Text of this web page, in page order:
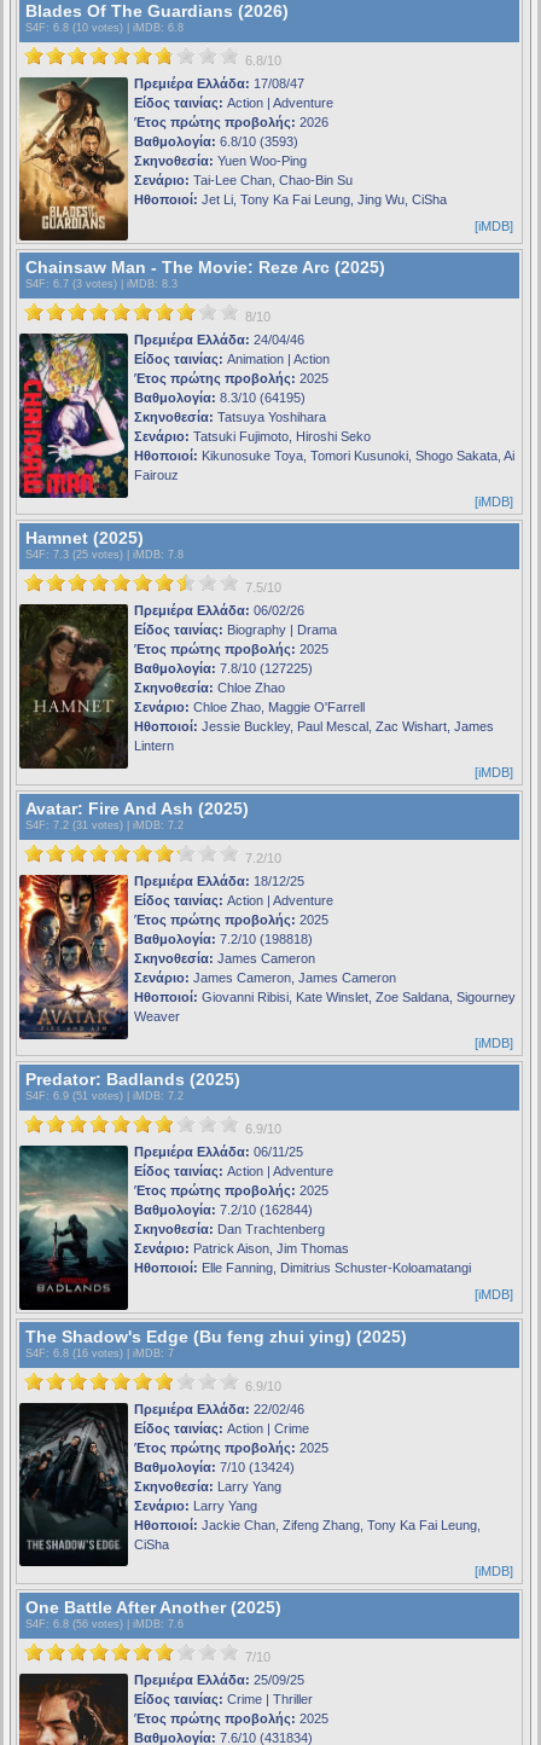
Blades Of The Guardians (2026)
S4F : 6.8 (10 votes) | iMDB: 6.8
6.8/10
Πρεμιέρα Ελλάδα: 17/08/47
Είδος ταινίας: Action | Adventure
Έτος πρώτης προβολής: 2026
Βαθμολογία: 6.8/10 (3593)
Σκηνοθεσία: Yuen Woo-Ping
Σενάριο: Tai-Lee Chan, Chao-Bin Su
Ηθοποιοί: Jet Li, Tony Ka Fai Leung, Jing Wu, CiSha
[iMDB]
Chainsaw Man - The Movie: Reze Arc (2025)
S4F : 6.7 (3 votes) | iMDB: 8.3
8/10
Πρεμιέρα Ελλάδα: 24/04/46
Είδος ταινίας: Animation | Action
Έτος πρώτης προβολής: 2025
Βαθμολογία: 8.3/10 (64195)
Σκηνοθεσία: Tatsuya Yoshihara
Σενάριο: Tatsuki Fujimoto, Hiroshi Seko
Ηθοποιοί: Kikunosuke Toya, Tomori Kusunoki, Shogo Sakata, Ai
Fairouz
[iMDB]
Hamnet (2025)
S4F : 7.3 (25 votes) | iMDB: 7.8
7.5/10
Πρεμιέρα Ελλάδα: 06/02/26
Είδος ταινίας: Biography | Drama
Έτος πρώτης προβολής: 2025
Βαθμολογία: 7.8/10 (127225)
Σκηνοθεσία: Chloe Zhao
Σενάριο: Chloe Zhao, Maggie O'Farrell
Ηθοποιοί: Jessie Buckley, Paul Mescal, Zac Wishart, James
Lintern
[iMDB]
Avatar: Fire And Ash (2025)
S4F : 7.2 (31 votes) | iMDB: 7.2
7.2/10
Πρεμιέρα Ελλάδα: 18/12/25
Είδος ταινίας: Action | Adventure
Έτος πρώτης προβολής: 2025
Βαθμολογία: 7.2/10 (198818)
Σκηνοθεσία: James Cameron
Σενάριο: James Cameron, James Cameron
Ηθοποιοί: Giovanni Ribisi, Kate Winslet, Zoe Saldana, Sigourney
Weaver
[iMDB]
Predator: Badlands (2025)
S4F : 6.9 (51 votes) | iMDB: 7.2
6.9/10
Πρεμιέρα Ελλάδα: 06/11/25
Είδος ταινίας: Action | Adventure
Έτος πρώτης προβολής: 2025
Βαθμολογία: 7.2/10 (162844)
Σκηνοθεσία: Dan Trachtenberg
Σενάριο: Patrick Aison, Jim Thomas
Ηθοποιοί: Elle Fanning, Dimitrius Schuster-Koloamatangi
[iMDB]
The Shadow's Edge (Bu feng zhui ying) (2025)
S4F : 6.8 (16 votes) | iMDB: 7
6.9/10
Πρεμιέρα Ελλάδα: 22/02/46
Είδος ταινίας: Action | Crime
Έτος πρώτης προβολής: 2025
Βαθμολογία: 7/10 (13424)
Σκηνοθεσία: Larry Yang
Σενάριο: Larry Yang
Ηθοποιοί: Jackie Chan, Zifeng Zhang, Tony Ka Fai Leung,
CiSha
[iMDB]
One Battle After Another (2025)
S4F : 6.8 (56 votes) | iMDB: 7.6
7/10
Πρεμιέρα Ελλάδα: 25/09/25
Είδος ταινίας: Crime | Thriller
Έτος πρώτης προβολής: 2025
Βαθμολογία: 7.6/10 (431834)